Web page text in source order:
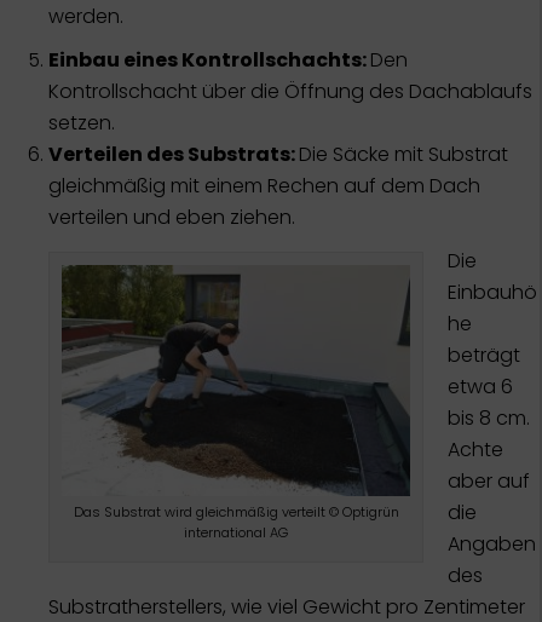
werden.
Einbau eines Kontrollschachts:Den
Kontrollschacht über die Öffnung des Dachablaufs
setzen.
Verteilen des Substrats:Die Säcke mit Substrat
gleichmäßig mit einem Rechen auf dem Dach
verteilen und eben ziehen.
Das Substrat wird gleichmäßig verteilt © Optigrün
international AG
Die
Einbauhö
he
beträgt
etwa 6
bis 8 cm.
Achte
aber auf
die
Angaben
des
Substratherstellers, wie viel Gewicht pro Zentimeter